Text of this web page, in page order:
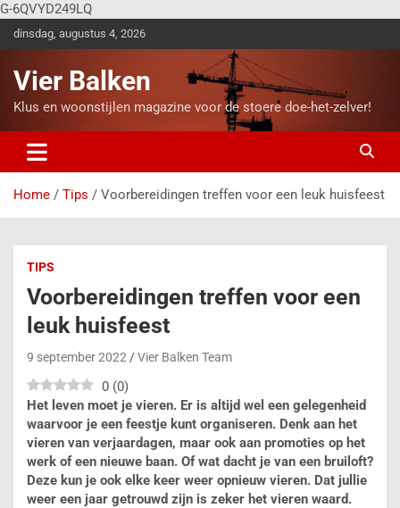
G-6QVYD249LQ
dinsdag, augustus 4, 2026
Vier Balken
Klus en woonstijlen magazine voor de stoere doe-het-zelver!
Home Tips Voorbereidingen treffen voor een leuk huisfeest
TIPS
Voorbereidingen treffen voor een
leuk huisfeest
9 september 2022 Vier Balken Team
0 (0)
Het leven moet je vieren. Er is altijd wel een gelegenheid
waarvoor je een feestje kunt organiseren. Denk aan het
vieren van verjaardagen, maar ook aan promoties op het
werk of een nieuwe baan. Of wat dacht je van een bruiloft?
Deze kun je ook elke keer weer opnieuw vieren. Dat jullie
weer een jaar getrouwd zijn is zeker het vieren waard.